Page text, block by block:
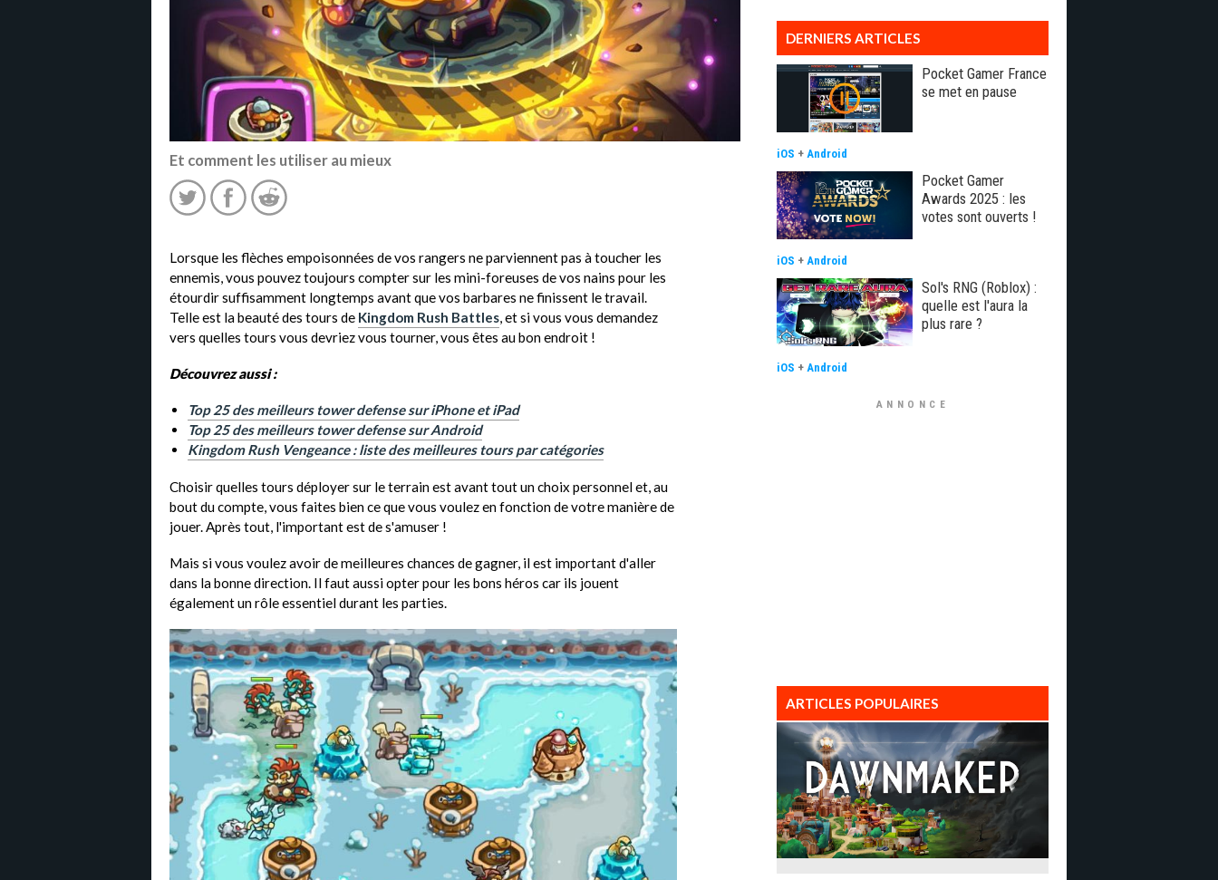
Et comment les utiliser au mieux
Lorsque les flèches empoisonnées de vos rangers ne parviennent pas à toucher les
ennemis, vous pouvez toujours compter sur les mini-foreuses de vos nains pour les
étourdir suffisamment longtemps avant que vos barbares ne finissent le travail.
Telle est la beauté des tours de Kingdom Rush Battles, et si vous vous demandez
vers quelles tours vous devriez vous tourner, vous êtes au bon endroit !
Découvrez aussi :
Top 25 des meilleurs tower defense sur iPhone et iPad
Top 25 des meilleurs tower defense sur Android
Kingdom Rush Vengeance : liste des meilleures tours par catégories
Choisir quelles tours déployer sur le terrain est avant tout un choix personnel et, au
bout du compte, vous faites bien ce que vous voulez en fonction de votre manière de
jouer. Après tout, l'important est de s'amuser !
Mais si vous voulez avoir de meilleures chances de gagner, il est important d'aller
dans la bonne direction. Il faut aussi opter pour les bons héros car ils jouent
également un rôle essentiel durant les parties.
DERNIERS ARTICLES
Pocket Gamer France
se met en pause
iOS + Android
Pocket Gamer
Awards 2025 : les
votes sont ouverts !
iOS + Android
Sol's RNG (Roblox) :
quelle est l'aura la
plus rare ?
iOS + Android
ANNONCE
ARTICLES POPULAIRES